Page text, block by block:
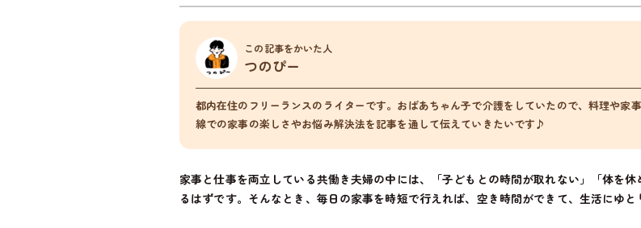
この記事をかいた人
つのぴー
都内在住のフリーランスのライターです。おばあちゃん子で介護をしていたので、料理や家
線での家事の楽しさやお悩み解決法を記事を通して伝えていきたいです♪
家事と仕事を両立している共働き夫婦の中には、「子どもとの時間が取れない」「体を
るはずです。そんなとき、毎日の家事を時短で行えれば、空き時間ができて、生活にゆと